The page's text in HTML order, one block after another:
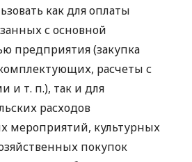
как для оплаты
с основной
предприятия (закупка
расчеты с
и т. п.), так и для
расходов
мероприятий, культурных
покупок